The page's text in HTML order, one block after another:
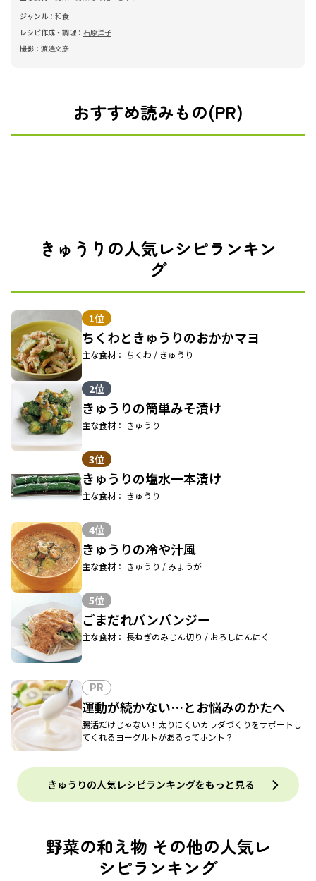
ジャンル： 和食
レシピ作成・調理： 石原洋子
撮影： 渡邉文彦
おすすめ読みもの(PR)
きゅうりの人気レシピランキン
グ
1位
ちくわときゅうりのおかかマヨ
主な食材： ちくわ / きゅうり
2位
きゅうりの簡単みそ漬け
主な食材： きゅうり
3位
きゅうりの塩水一本漬け
主な食材： きゅうり
4位
きゅうりの冷や汁風
主な食材： きゅうり / みょうが
5位
ごまだれバンバンジー
主な食材： 長ねぎのみじん切り / おろしにんにく
PR
運動が続かない…とお悩みのかたへ
腸活だけじゃない！太りにくいカラダづくりをサポートし
てくれるヨーグルトがあるってホント？
きゅうりの人気レシピランキングをもっと見る
野菜の和え物 その他の人気レ
シピランキング